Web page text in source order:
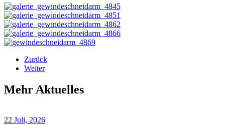
Zurück
Weiter
Mehr Aktuelles
22 Juli, 2026